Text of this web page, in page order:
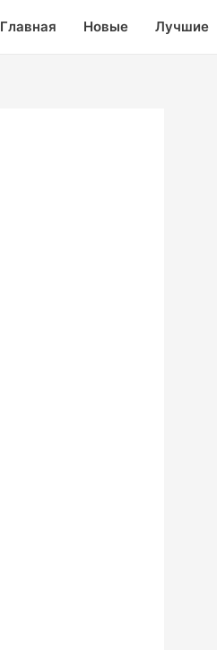
Главная Новые Лучшие